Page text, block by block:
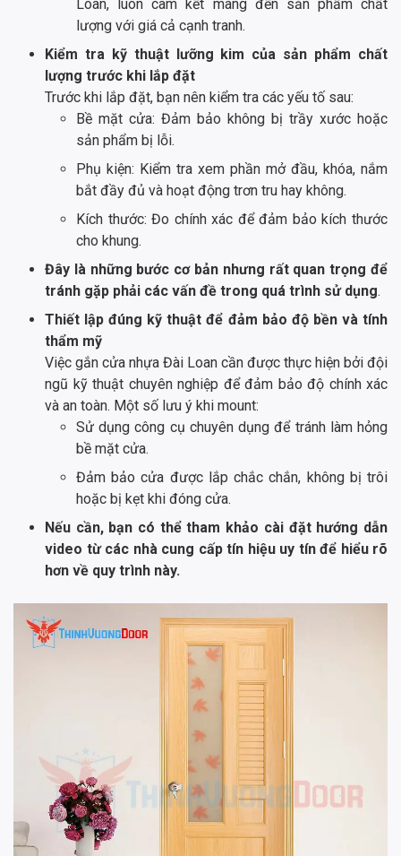
Loan, luôn cam kết mang đến sản phẩm chất
lượng với giá cả cạnh tranh.
Kiểm tra kỹ thuật lưỡng kim của sản phẩm chất
lượng trước khi lắp đặt
Trước khi lắp đặt, bạn nên kiểm tra các yếu tố sau:
Bề mặt cửa: Đảm bảo không bị trầy xước hoặc
sản phẩm bị lỗi.
Phụ kiện: Kiểm tra xem phần mở đầu, khóa, nắm
bắt đầy đủ và hoạt động trơn tru hay không.
Kích thước: Đo chính xác để đảm bảo kích thước
cho khung.
Đây là những bước cơ bản nhưng rất quan trọng để
tránh gặp phải các vấn đề trong quá trình sử dụng.
Thiết lập đúng kỹ thuật để đảm bảo độ bền và tính
thẩm mỹ
Việc gắn cửa nhựa Đài Loan cần được thực hiện bởi đội
ngũ kỹ thuật chuyên nghiệp để đảm bảo độ chính xác
và an toàn. Một số lưu ý khi mount:
Sử dụng công cụ chuyên dụng để tránh làm hỏng
bề mặt cửa.
Đảm bảo cửa được lắp chắc chắn, không bị trôi
hoặc bị kẹt khi đóng cửa.
Nếu cần, bạn có thể tham khảo cài đặt hướng dẫn
video từ các nhà cung cấp tín hiệu uy tín để hiểu rõ
hơn về quy trình này.